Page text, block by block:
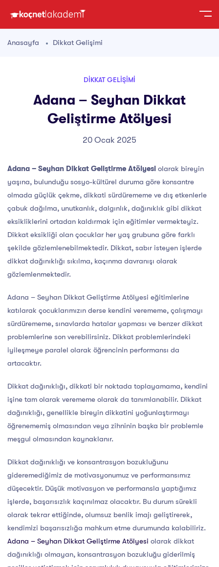
Anasayfa Dikkat Gelişimi
DIKKAT GELIŞIMI
Adana – Seyhan Dikkat
Geliştirme Atölyesi
20 Ocak 2025
Adana – Seyhan Dikkat Geliştirme Atölyesi olarak bireyin
yaşına, bulunduğu sosyo-kültürel duruma göre konsantre
olmada güçlük çekme, dikkati sürdürememe ve dış etkenlerle
çabuk dağılma, unutkanlık, dalgınlık, dağınıklık gibi dikkat
eksikliklerini ortadan kaldırmak için eğitimler vermekteyiz.
Dikkat eksikliği olan çocuklar her yaş grubuna göre farklı
şekilde gözlemlenebilmektedir. Dikkat, sabır isteyen işlerde
dikkat dağınıklığı sıkılma, kaçınma davranışı olarak
gözlemlenmektedir.
Adana – Seyhan Dikkat Geliştirme Atölyesi eğitimlerine
katılarak çocuklarımızın derse kendini verememe, çalışmayı
sürdürememe, sınavlarda hatalar yapması ve benzer dikkat
problemlerine son verebilirsiniz. Dikkat problemlerindeki
iyileşmeye paralel olarak öğrencinin performansı da
artacaktır.
Dikkat dağınıklığı, dikkati bir noktada toplayamama, kendini
işine tam olarak verememe olarak da tanımlanabilir. Dikkat
dağınıklığı, genellikle bireyin dikkatini yoğunlaştırmayı
öğrenememiş olmasından veya zihninin başka bir problemle
meşgul olmasından kaynaklanır.
Dikkat dağınıklığı ve konsantrasyon bozukluğunu
gideremediğimiz de motivasyonumuz ve performansımız
düşecektir. Düşük motivasyon ve performansla yaptığımız
işlerde, başarısızlık kaçınılmaz olacaktır. Bu durum sürekli
olarak tekrar ettiğinde, olumsuz benlik imajı geliştirerek,
kendimizi başarısızlığa mahkum etme durumunda kalabiliriz.
Adana – Seyhan Dikkat Geliştirme Atölyesi olarak dikkat
dağınıklığı olmayan, konsantrasyon bozukluğu giderilmiş